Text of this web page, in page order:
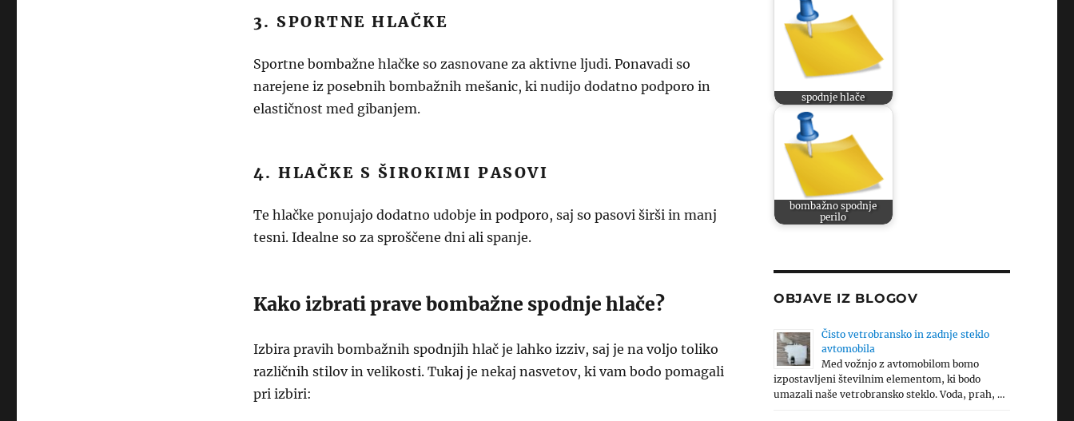
3. SPORTNE HLAČKE
Sportne bombažne hlačke so zasnovane za aktivne ljudi. Ponavadi so
narejene iz posebnih bombažnih mešanic, ki nudijo dodatno podporo in
elastičnost med gibanjem.
4. HLAČKE S ŠIROKIMI PASOVI
Te hlačke ponujajo dodatno udobje in podporo, saj so pasovi širši in manj
tesni. Idealne so za sproščene dni ali spanje.
Kako izbrati prave bombažne spodnje hlače?
Izbira pravih bombažnih spodnjih hlač je lahko izziv, saj je na voljo toliko
različnih stilov in velikosti. Tukaj je nekaj nasvetov, ki vam bodo pomagali
pri izbiri:
spodnje hlače
bombažno spodnje
perilo
OBJAVE IZ BLOGOV
Čisto vetrobransko in zadnje steklo
avtomobila
Med vožnjo z avtomobilom bomo
izpostavljeni številnim elementom, ki bodo
umazali naše vetrobransko steklo. Voda, prah, …